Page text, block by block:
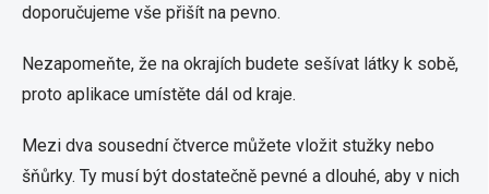
doporučujeme vše přišít na pevno.
Nezapomeňte, že na okrajích budete sešívat látky k sobě,
proto aplikace umístěte dál od kraje.
Mezi dva sousední čtverce můžete vložit stužky nebo
šňůrky. Ty musí být dostatečně pevné a dlouhé, aby v nich